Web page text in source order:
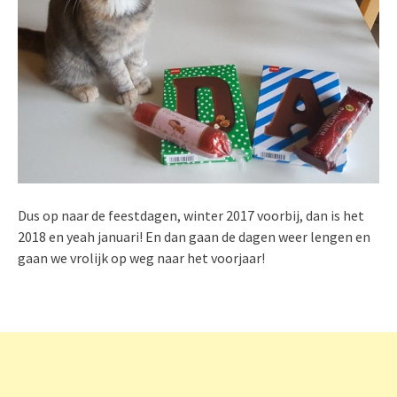
Dus op naar de feestdagen, winter 2017 voorbij, dan is het
2018 en yeah januari! En dan gaan de dagen weer lengen en
gaan we vrolijk op weg naar het voorjaar!